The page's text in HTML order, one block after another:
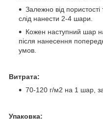
Залежно від пористості
слід нанести 2-4 шари.
Кожен наступний шар
після нанесення
умов.
Витрата:
70-120 г/м2 на 1 шар,
Упаковка: